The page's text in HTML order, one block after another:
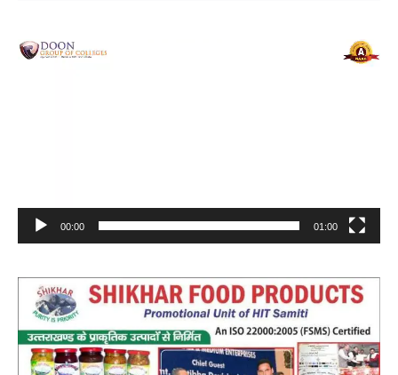
Video
Player
00:00 01:00